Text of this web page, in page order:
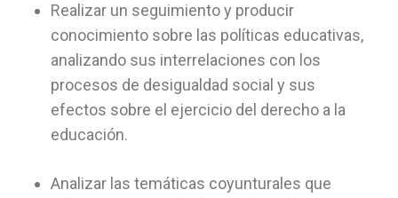
Realizar un seguimiento y producir
conocimiento sobre las políticas educativas,
analizando sus interrelaciones con los
procesos de desigualdad social y sus
efectos sobre el ejercicio del derecho a la
educación.
Analizar las temáticas coyunturales que